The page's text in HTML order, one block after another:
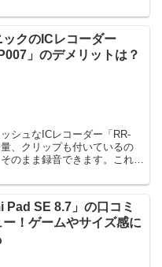
ックのICレコーダー
」のデメリットは？
シュなICレコーダー「RR-
、クリップも付いているの
のまま録音できます。これ、
Pad SE 8.7」の口コミ
ー！ゲームやサイズ感に